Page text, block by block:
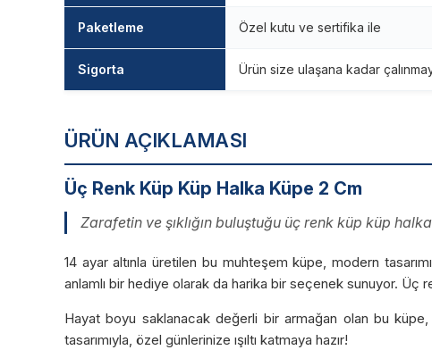
ÜRÜN AÇIKLAMASI
Üç Renk Küp Küp Halka Küpe 2 Cm
Zarafetin ve şıklığın buluştuğu üç renk küp küp halka
14 ayar altınla üretilen bu muhteşem küpe, modern
anlamlı bir hediye olarak da harika bir seçenek sunuyor. Üç
Hayat boyu saklanacak değerli bir armağan olan bu
tasarımıyla, özel günlerinize ışıltı katmaya hazır!
Paketleme Özel kutu ve sertifika ile
Sigorta Ürün size ulaşana kadar